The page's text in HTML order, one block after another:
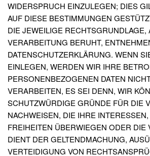
WIDERSPRUCH EINZULEGEN; DIES
AUF DIESE BESTIMMUNGEN
DIE JEWEILIGE RECHTSGRUNDLAGE,
VERARBEITUNG BERUHT,
DATENSCHUTZERKLÄRUNG. WENN
EINLEGEN, WERDEN WIR IHRE
PERSONENBEZOGENEN DATEN
VERARBEITEN, ES SEI DENN, WIR
SCHUTZWÜRDIGE GRÜNDE FÜR DIE
NACHWEISEN, DIE IHRE
FREIHEITEN ÜBERWIEGEN ODER DIE
DIENT DER GELTENDMACHUNG,
VERTEIDIGUNG VON